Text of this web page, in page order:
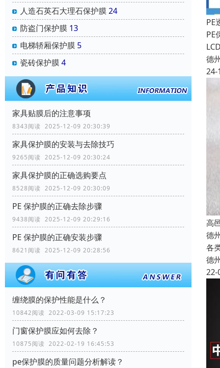
人造石英石大理石保护膜24
防盗门保护膜 13
电梯轿厢保护膜 5
瓷砖保护膜4
家具贴膜后的注意事项
8343阅读 2025-12-09 20:30:39
家具保护膜的安装与去除技巧
9265阅读 2025-12-09 20:30:24
家具保护膜的正确选购要点
8528阅读 2025-12-09 20:30:09
PE 保护膜的正确去除步骤
9438阅读 2025-12-09 20:29:16
PE 保护膜的正确安装步骤
8621阅读 2025-12-09 20:28:56
缠绕膜的保护性能是什么？
10842阅读 2022-03-09 15:17:23
门窗保护膜应如何去除？
10875阅读 2022-02-19 16:45:53
pe保护膜的质量问题分析解读？
PE
PE
德
24-
高
德
各
德
22-